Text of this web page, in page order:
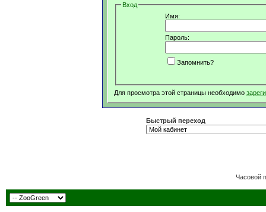
Вход
Имя:
Пароль:
Запомнить?
Для просмотра этой страницы необходимо
Быстрый переход
Часовой